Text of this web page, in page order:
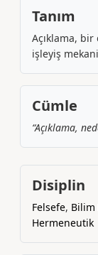
Tanım
Açıklama,
işleyiş
Cümle
“Açıklama,
Disiplin
Felsefe, Bilim
Hermeneutik